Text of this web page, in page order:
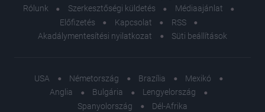
Rólunk
Szerkesztőségi küldetés
Médiaajánlat
Előfizetés
Kapcsolat
RSS
Akadálymentesítési nyilatkozat
Süti beállítások
USA Németország Brazília
Mexikó
Anglia
Bulgária
Lengyelország
Spanyolország
Dél-Afrika